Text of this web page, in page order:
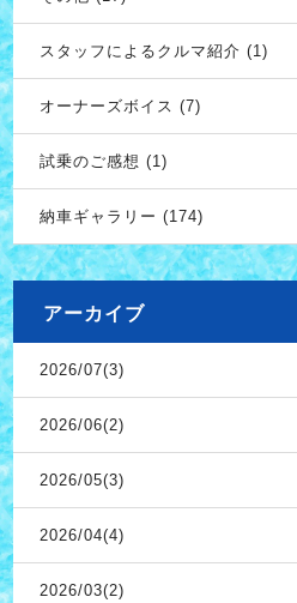
スタッフによるクルマ紹介 (1)
オーナーズボイス (7)
試乗のご感想 (1)
納車ギャラリー (174)
アーカイブ
2026/07(3)
2026/06(2)
2026/05(3)
2026/04(4)
2026/03(2)